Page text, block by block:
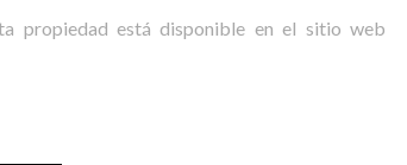
propiedad está disponible en el sitio web